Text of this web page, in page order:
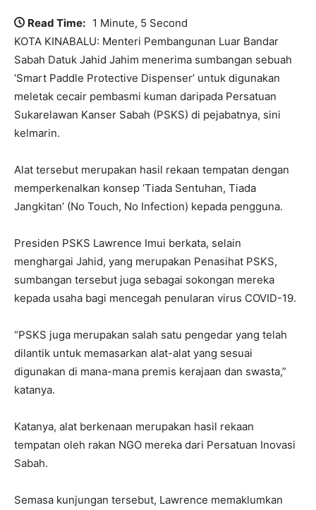
Read Time: 1 Minute, 5 Second
KOTA KINABALU: Menteri Pembangunan Luar Bandar
Sabah Datuk Jahid Jahim menerima sumbangan sebuah
‘Smart Paddle Protective Dispenser’ untuk digunakan
meletak cecair pembasmi kuman daripada Persatuan
Sukarelawan Kanser Sabah (PSKS) di pejabatnya, sini
kelmarin.
Alat tersebut merupakan hasil rekaan tempatan dengan
memperkenalkan konsep ‘Tiada Sentuhan, Tiada
Jangkitan’ (No Touch, No Infection) kepada pengguna.
Presiden PSKS Lawrence Imui berkata, selain
menghargai Jahid, yang merupakan Penasihat PSKS,
sumbangan tersebut juga sebagai sokongan mereka
kepada usaha bagi mencegah penularan virus COVID-19.
“PSKS juga merupakan salah satu pengedar yang telah
dilantik untuk memasarkan alat-alat yang sesuai
digunakan di mana-mana premis kerajaan dan swasta,”
katanya.
Katanya, alat berkenaan merupakan hasil rekaan
tempatan oleh rakan NGO mereka dari Persatuan Inovasi
Sabah.
Semasa kunjungan tersebut, Lawrence memaklumkan